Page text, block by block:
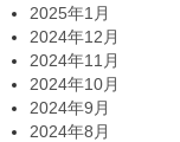
2025年1月
2024年12月
2024年11月
2024年10月
2024年9月
2024年8月